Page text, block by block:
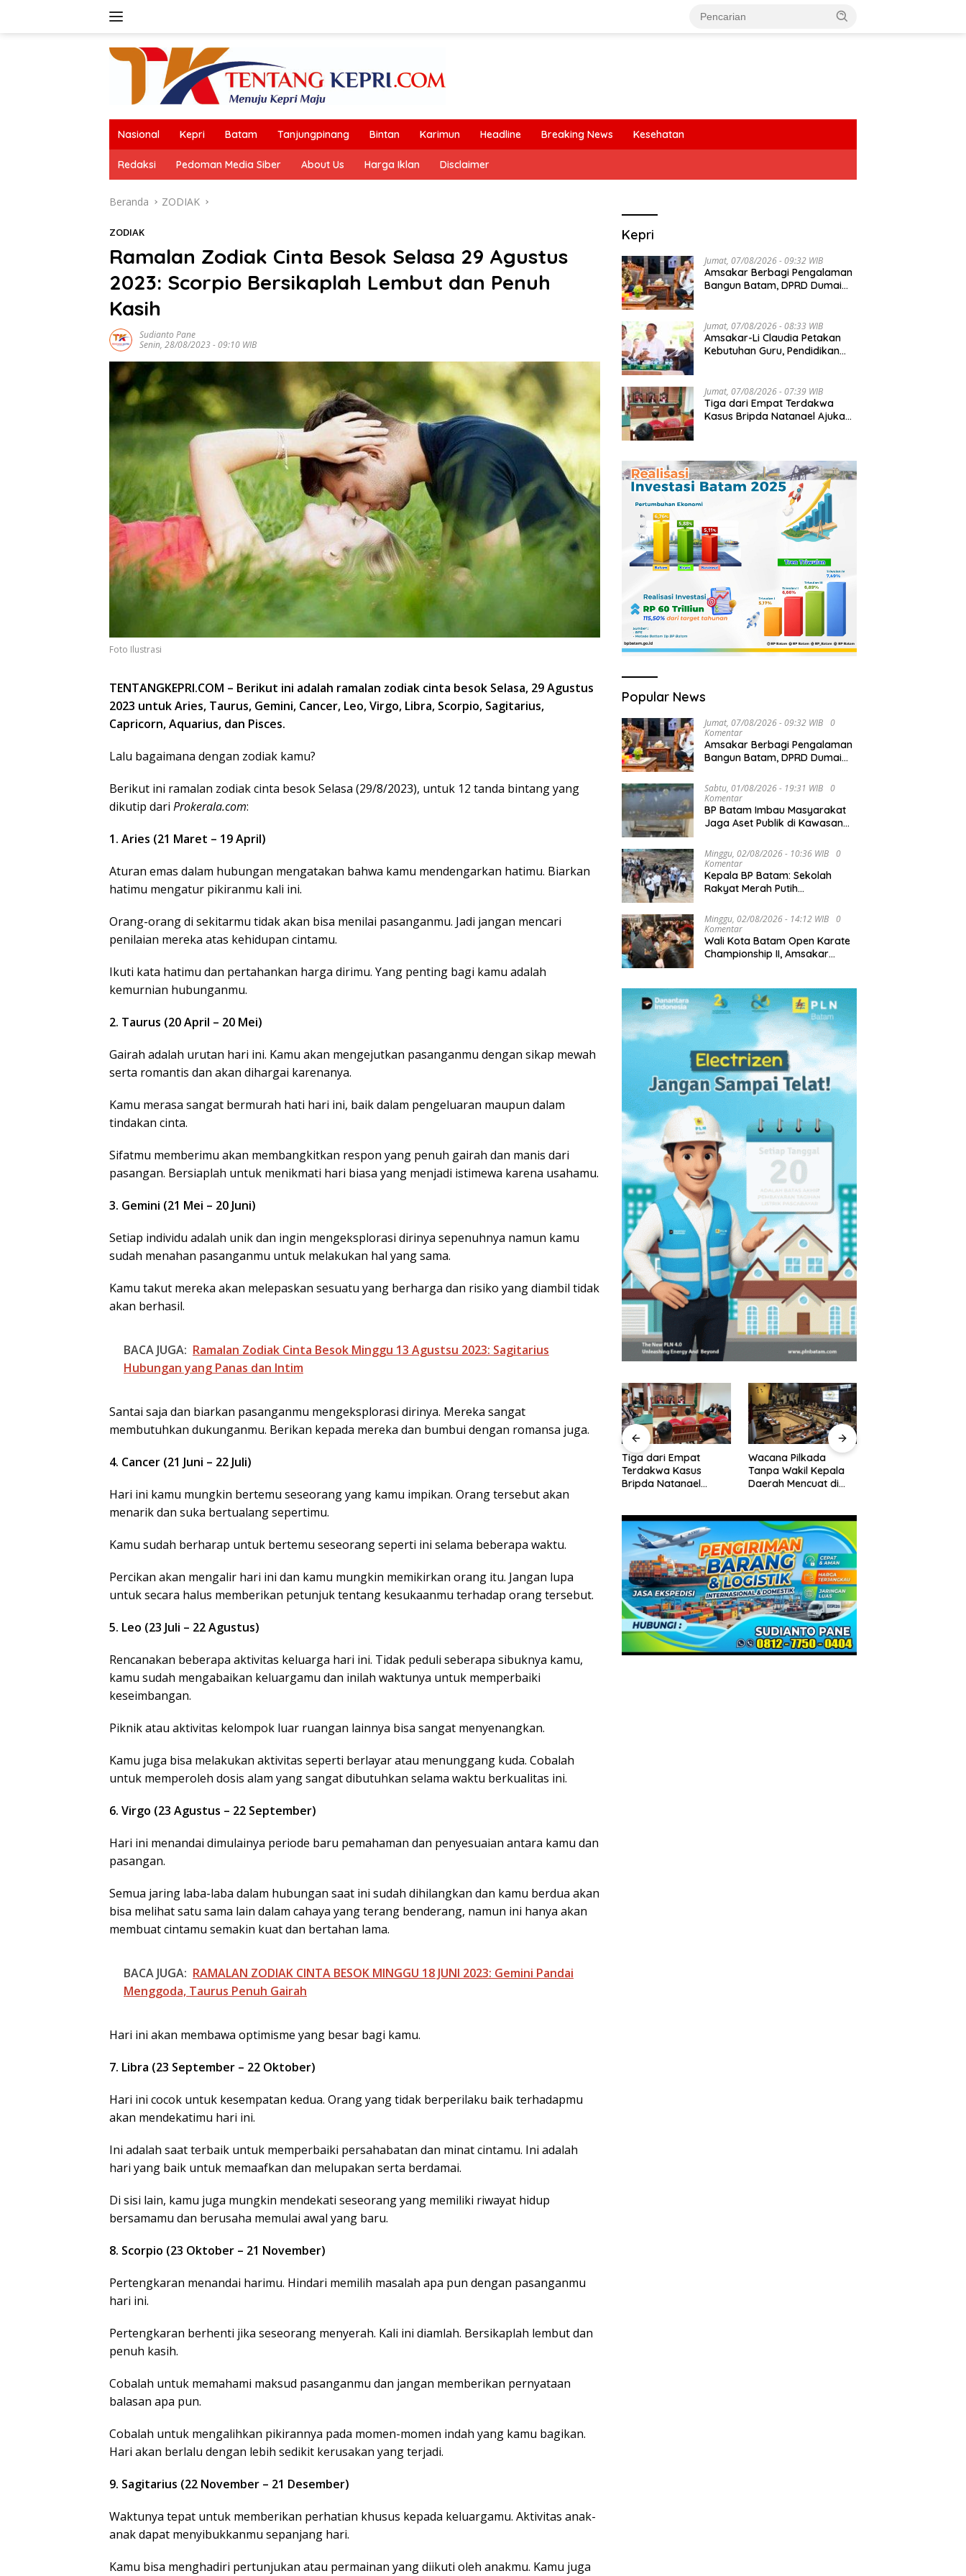
Nasional Kepri Batam Tanjungpinang Bintan Karimun Headline Breaking News Kesehatan
Redaksi Pedoman Media Siber About Us Harga Iklan Disclaimer
Beranda ZODIAK
ZODIAK
Ramalan Zodiak Cinta Besok Selasa 29 Agustus
2023: Scorpio Bersikaplah Lembut dan Penuh
Kasih
Sudianto Pane
Senin, 28/08/2023 - 09:10 WIB
Foto Ilustrasi
TENTANGKEPRI.COM – Berikut ini adalah ramalan zodiak cinta besok Selasa, 29 Agustus
2023 untuk Aries, Taurus, Gemini, Cancer, Leo, Virgo, Libra, Scorpio, Sagitarius,
Capricorn, Aquarius, dan Pisces.
Lalu bagaimana dengan zodiak kamu?
Berikut ini ramalan zodiak cinta besok Selasa (29/8/2023), untuk 12 tanda bintang yang
dikutip dari Prokerala.com:
1. Aries (21 Maret – 19 April)
Aturan emas dalam hubungan mengatakan bahwa kamu mendengarkan hatimu. Biarkan
hatimu mengatur pikiranmu kali ini.
Orang-orang di sekitarmu tidak akan bisa menilai pasanganmu. Jadi jangan mencari
penilaian mereka atas kehidupan cintamu.
Ikuti kata hatimu dan pertahankan harga dirimu. Yang penting bagi kamu adalah
kemurnian hubunganmu.
2. Taurus (20 April – 20 Mei)
Gairah adalah urutan hari ini. Kamu akan mengejutkan pasanganmu dengan sikap mewah
serta romantis dan akan dihargai karenanya.
Kamu merasa sangat bermurah hati hari ini, baik dalam pengeluaran maupun dalam
tindakan cinta.
Sifatmu memberimu akan membangkitkan respon yang penuh gairah dan manis dari
pasangan. Bersiaplah untuk menikmati hari biasa yang menjadi istimewa karena usahamu.
3. Gemini (21 Mei – 20 Juni)
Setiap individu adalah unik dan ingin mengeksplorasi dirinya sepenuhnya namun kamu
sudah menahan pasanganmu untuk melakukan hal yang sama.
Kamu takut mereka akan melepaskan sesuatu yang berharga dan risiko yang diambil tidak
akan berhasil.
BACA JUGA: Ramalan Zodiak Cinta Besok Minggu 13 Agustsu 2023: Sagitarius
Hubungan yang Panas dan Intim
Santai saja dan biarkan pasanganmu mengeksplorasi dirinya. Mereka sangat
membutuhkan dukunganmu. Berikan kepada mereka dan bumbui dengan romansa juga.
4. Cancer (21 Juni – 22 Juli)
Hari ini kamu mungkin bertemu seseorang yang kamu impikan. Orang tersebut akan
menarik dan suka bertualang sepertimu.
Kamu sudah berharap untuk bertemu seseorang seperti ini selama beberapa waktu.
Percikan akan mengalir hari ini dan kamu mungkin memikirkan orang itu. Jangan lupa
untuk secara halus memberikan petunjuk tentang kesukaanmu terhadap orang tersebut.
5. Leo (23 Juli – 22 Agustus)
Rencanakan beberapa aktivitas keluarga hari ini. Tidak peduli seberapa sibuknya kamu,
kamu sudah mengabaikan keluargamu dan inilah waktunya untuk memperbaiki
keseimbangan.
Piknik atau aktivitas kelompok luar ruangan lainnya bisa sangat menyenangkan.
Kamu juga bisa melakukan aktivitas seperti berlayar atau menunggang kuda. Cobalah
untuk memperoleh dosis alam yang sangat dibutuhkan selama waktu berkualitas ini.
6. Virgo (23 Agustus – 22 September)
Hari ini menandai dimulainya periode baru pemahaman dan penyesuaian antara kamu dan
pasangan.
Semua jaring laba-laba dalam hubungan saat ini sudah dihilangkan dan kamu berdua akan
bisa melihat satu sama lain dalam cahaya yang terang benderang, namun ini hanya akan
membuat cintamu semakin kuat dan bertahan lama.
BACA JUGA: RAMALAN ZODIAK CINTA BESOK MINGGU 18 JUNI 2023: Gemini Pandai
Menggoda, Taurus Penuh Gairah
Hari ini akan membawa optimisme yang besar bagi kamu.
7. Libra (23 September – 22 Oktober)
Hari ini cocok untuk kesempatan kedua. Orang yang tidak berperilaku baik terhadapmu
akan mendekatimu hari ini.
Ini adalah saat terbaik untuk memperbaiki persahabatan dan minat cintamu. Ini adalah
hari yang baik untuk memaafkan dan melupakan serta berdamai.
Di sisi lain, kamu juga mungkin mendekati seseorang yang memiliki riwayat hidup
bersamamu dan berusaha memulai awal yang baru.
8. Scorpio (23 Oktober – 21 November)
Pertengkaran menandai harimu. Hindari memilih masalah apa pun dengan pasanganmu
hari ini.
Pertengkaran berhenti jika seseorang menyerah. Kali ini diamlah. Bersikaplah lembut dan
penuh kasih.
Cobalah untuk memahami maksud pasanganmu dan jangan memberikan pernyataan
balasan apa pun.
Cobalah untuk mengalihkan pikirannya pada momen-momen indah yang kamu bagikan.
Hari akan berlalu dengan lebih sedikit kerusakan yang terjadi.
9. Sagitarius (22 November – 21 Desember)
Waktunya tepat untuk memberikan perhatian khusus kepada keluargamu. Aktivitas anak-
anak dapat menyibukkanmu sepanjang hari.
Kamu bisa menghadiri pertunjukan atau permainan yang diikuti oleh anakmu. Kamu juga
Kepri
Jumat, 07/08/2026 - 09:32 WIB
Amsakar Berbagi Pengalaman
Bangun Batam, DPRD Dumai
Jumat, 07/08/2026 - 08:33 WIB
Amsakar-Li Claudia Petakan
Kebutuhan Guru, Pendidikan
Jumat, 07/08/2026 - 07:39 WIB
Tiga dari Empat Terdakwa
Kasus Bripda Natanael Ajukan
Popular News
Jumat, 07/08/2026 - 09:32 WIB
0
Komentar
Amsakar Berbagi Pengalaman
Bangun Batam, DPRD Dumai
Investasi
Sabtu, 01/08/2026 - 19:31 WIB
0
Komentar
BP Batam Imbau Masyarakat
Jaga Aset Publik di Kawasan
Minggu, 02/08/2026 - 10:36 WIB
0
Komentar
Kepala BP Batam: Sekolah
Rakyat Merah Putih
Keluarga Prasejahtera
Minggu, 02/08/2026 - 14:12 WIB
0
Komentar
Wali Kota Batam Open Karate
Championship II, Amsakar
Berkelanjutan
BP Batam Dukung
Penertiban
Laut Sesuai Ketentuan
Peraturan Perundang-
undangan
Sebelum Bertolak ke
Berkualitas Jadi
Tiga dari Empat
Terdakwa Kasus
Bripda Natanael
Wacana Pilkada
Tanpa Wakil Kepala
Daerah Mencuat di